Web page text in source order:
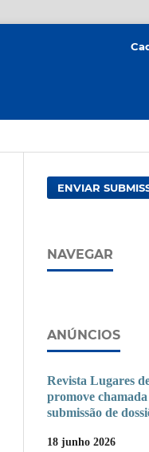
ENVIAR
NAVEGAR
ANÚNCIOS
Revista Lugares
promove
submissão de
18 junho 2026